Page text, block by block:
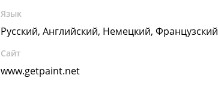
Язык
Русский, Английский, Немецкий, Французский
Сайт
www.getpaint.net